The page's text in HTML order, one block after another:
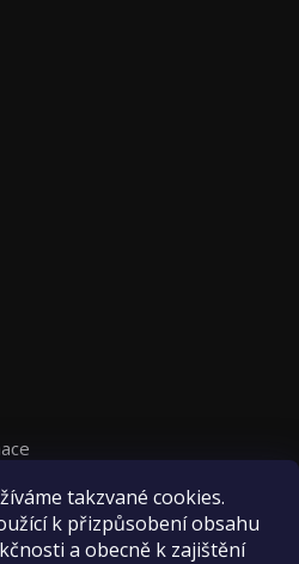
takzvané cookies.
k přizpůsobení obsahu
a obecně k zajištění